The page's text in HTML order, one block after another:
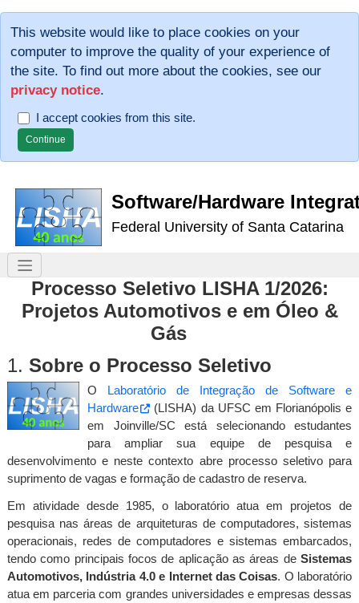
This website would like to place cookies on your
computer to improve the quality of your experience of
the site. To find out more about the cookies, see our
privacy notice.
I accept cookies from this site.
Software/Hardware
Federal University of Santa Catarina
Processo Seletivo LISHA 1/2026:
Projetos Automotivos e em Óleo &
Gás
1. Sobre o Processo Seletivo
O Laboratório de Integração de Software e
Hardware
(LISHA) da UFSC em Florianópolis e
em Joinville/SC está selecionando estudantes
para ampliar sua equipe de pesquisa e
desenvolvimento e neste contexto abre processo seletivo para
suprimento de vagas e formação de cadastro de reserva.
Em atividade desde 1985, o laboratório atua em projetos de
pesquisa nas áreas de arquiteturas de computadores, sistemas
operacionais, redes de computadores e sistemas embarcados,
tendo como principais focos de aplicação as áreas de Sistemas
Automotivos, Indústria 4.0 e Internet das Coisas. O laboratório
atua em parceria com grandes universidades e empresas dessas